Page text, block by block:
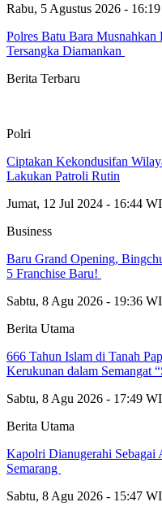
Rabu, 5 Agustus 2026 -
Polres Batu Bara
Tersangka Diamankan
Berita Terbaru
Polri
Ciptakan Kekondusifan
Lakukan Patroli Rutin
Jumat, 12 Jul 2024 - 16:44
Business
‎Baru Grand Opening,
5 Franchise Baru! ‎
Sabtu, 8 Agu 2026 - 19:36
Berita Utama
666 Tahun Islam di Tanah
Kerukunan dalam Semangat
Sabtu, 8 Agu 2026 - 17:49
Berita Utama
Kapolri Dianugerahi Sebagai
Semarang
Sabtu, 8 Agu 2026 - 15:47